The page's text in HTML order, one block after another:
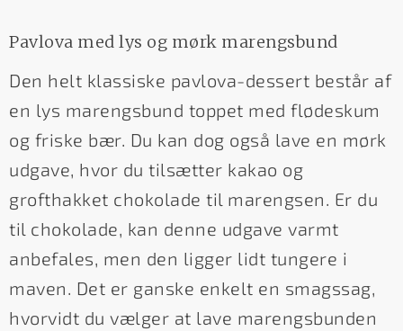
Pavlova med lys og mørk marengsbund
Den helt klassiske pavlova-dessert består af
en lys marengsbund toppet med flødeskum
og friske bær. Du kan dog også lave en mørk
udgave, hvor du tilsætter kakao og
grofthakket chokolade til marengsen. Er du
til chokolade, kan denne udgave varmt
anbefales, men den ligger lidt tungere i
maven. Det er ganske enkelt en smagssag,
hvorvidt du vælger at lave marengsbunden